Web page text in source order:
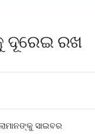
ଦୂରେଇ ରଖ
ସାଇବର